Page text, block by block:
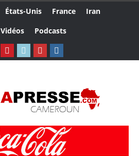
États-Unis France
Iran
Vidéos Podcasts